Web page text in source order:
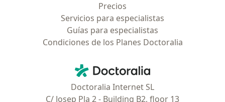
Precios
Servicios para especialistas
Guías para especialistas
Condiciones de los Planes Doctoralia
Doctoralia - Página de inicio
Doctoralia Internet SL
C/ Josep Pla 2 - Building B2, floor 13